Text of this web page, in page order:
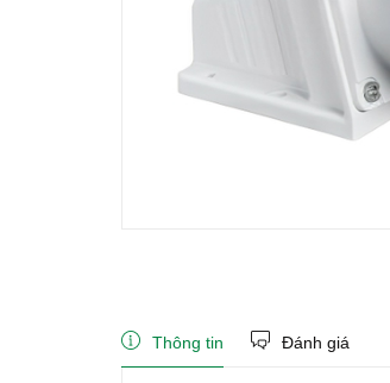
Thông tin Đánh giá